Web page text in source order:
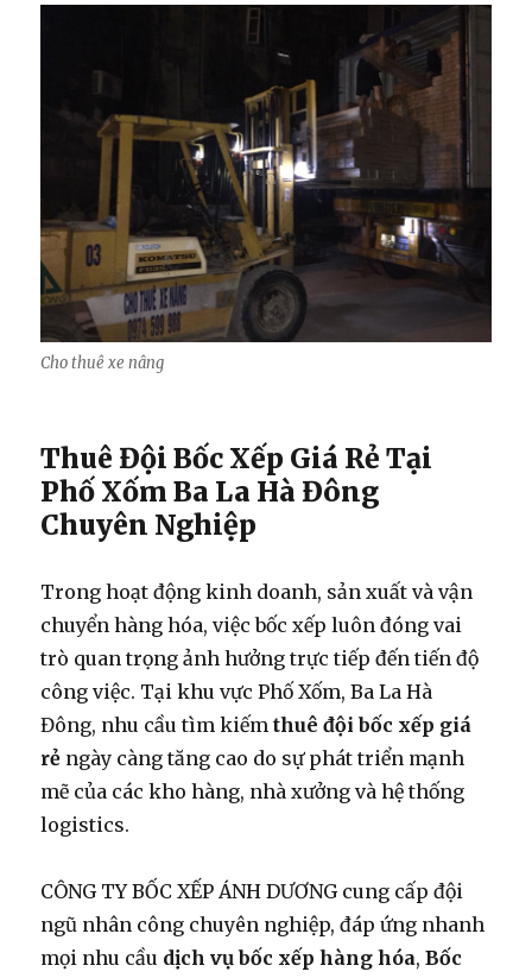
Cho thuê xe nâng
Thuê Đội Bốc Xếp Giá Rẻ Tại
Phố Xốm Ba La Hà Đông
Chuyên Nghiệp
Trong hoạt động kinh doanh, sản xuất và vận
chuyển hàng hóa, việc bốc xếp luôn đóng vai
trò quan trọng ảnh hưởng trực tiếp đến tiến độ
công việc. Tại khu vực Phố Xốm, Ba La Hà
Đông, nhu cầu tìm kiếmthuê đội bốc xếp giá
rẻ ngày càng tăng cao do sự phát triển mạnh
mẽ của các kho hàng, nhà xưởng và hệ thống
logistics.
CÔNG TY BỐC XẾP ÁNH DƯƠNG cung cấp đội
ngũ nhân công chuyên nghiệp, đáp ứng nhanh
mọi nhu cầu dịch vụ bốc xếp hàng hóa,Bốc